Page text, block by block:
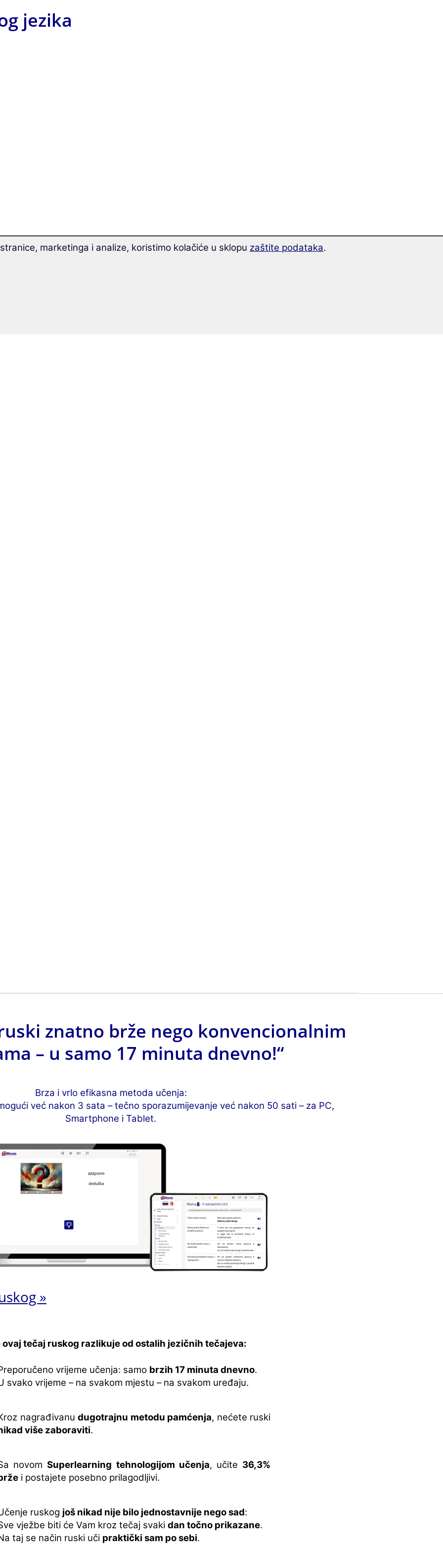
jezika
znatno brže nego konvencionalnim
– u samo 17 minuta dnevno!“
Brza i vrlo efikasna metoda učenja:
već nakon 3 sata – tečno sporazumijevanje već nakon 50 sati – za PC,
Smartphone i Tablet.
»
ovaj tečaj ruskog razlikuje od ostalih jezičnih tečajeva:
vrijeme učenja: samo brzih 17 minuta dnevno.
svako vrijeme – na svakom mjestu – na svakom uređaju.
nagrađivanu dugotrajnu metodu pamćenja, nećete ruski
više zaboraviti.
novomSuperlearning tehnologijom učenja, učite 36,3%
i postajete posebno prilagodljivi.
ruskog još nikad nije bilo jednostavnije nego sad:
vježbe biti će Vam kroz tečaj svaki dan točno prikazane.
taj se način ruski uči praktički sam po sebi.
marketinga i analize, koristimo kolačiće u sklopu zaštite podataka.